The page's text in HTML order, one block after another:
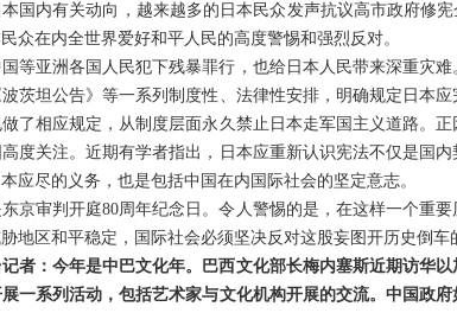
国内有关动向，越来越多的日本民众发声抗议高市政府修
众在内全世界爱好和平人民的高度警惕和强烈反对。
等亚洲各国人民犯下残暴罪行，也给日本人民带来深重灾
茨坦公告》等一系列制度性、法律性安排，明确规定日本
了相应规定，从制度层面永久禁止日本走军国主义道路。
度关注。近期有学者指出，日本应重新认识宪法不仅是国
应尽的义务，也是包括中国在内国际社会的坚定意志。
京审判开庭80周年纪念日。令人警惕的是，在这样一个重
地区和平稳定，国际社会必须坚决反对这股妄图开历史倒车
者：今年是中巴文化年。巴西文化部长梅内塞斯近期访华
一系列活动，包括艺术家与文化机构开展的交流。中国政